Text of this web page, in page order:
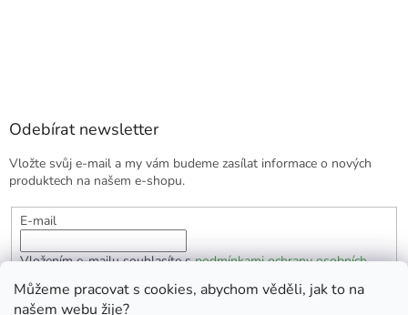
Můžeme pracovat s cookies, abychom věděli, jak to na
našem webu žije?
Odebírat newsletter
Vložte svůj e-mail a my vám budeme zasílat informace o nových
produktech na našem e-shopu.
E-mail
Vložením e-mailu souhlasíte spodmínkami ochrany osobních